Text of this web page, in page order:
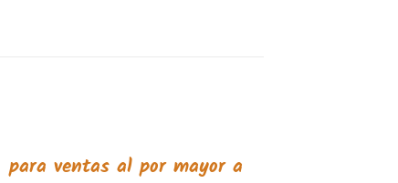
para ventas al por mayor a